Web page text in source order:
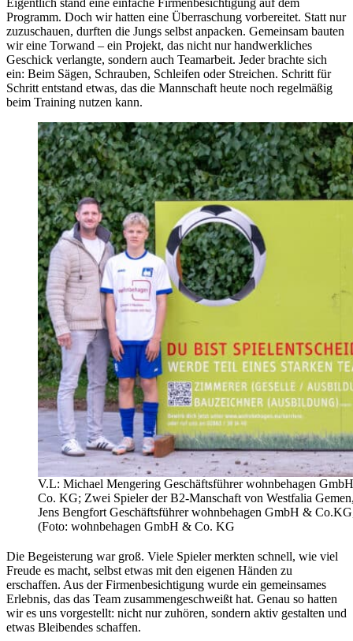
Eigentlich stand eine einfache Firmenbesichtigung auf dem
Programm. Doch wir hatten eine Überraschung vorbereitet. Statt nur
zuzuschauen, durften die Jungs selbst anpacken. Gemeinsam bauten
wir eine Torwand – ein Projekt, das nicht nur handwerkliches
Geschick verlangte, sondern auch Teamarbeit. Jeder brachte sich
ein: Beim Sägen, Schrauben, Schleifen oder Streichen. Schritt für
Schritt entstand etwas, das die Mannschaft heute noch regelmäßig
beim Training nutzen kann.
V.L: Michael Mengering Geschäftsführer wohnbehagen
Co. KG; Zwei Spieler der B2-Manschaft von Westfalia
Jens Bengfort Geschäftsführer wohnbehagen GmbH &
(Foto: wohnbehagen GmbH & Co. KG
Die Begeisterung war groß. Viele Spieler merkten schnell, wie viel
Freude es macht, selbst etwas mit den eigenen Händen zu
erschaffen. Aus der Firmenbesichtigung wurde ein gemeinsames
Erlebnis, das das Team zusammengeschweißt hat. Genau so hatten
wir es uns vorgestellt: nicht nur zuhören, sondern aktiv gestalten und
etwas Bleibendes schaffen.